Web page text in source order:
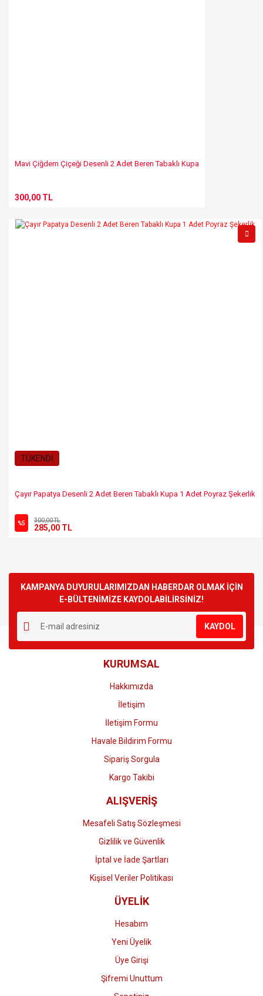
Mavi Çiğdem Çiçeği Desenli 2 Adet Beren Tabaklı Kupa
300,00 TL
TÜKENDİ
Çayır Papatya Desenli 2 Adet Beren Tabaklı Kupa 1 Adet Poyraz Şekerlik
%5 300,00 TL
285,00 TL
KAMPANYA DUYURULARIMIZDAN HABERDAR OLMAK İÇİN
E-BÜLTENİMİZE KAYDOLABİLİRSİNİZ!
KAYDOL
KURUMSAL
Hakkımızda
İletişim
İletişim Formu
Havale Bildirim Formu
Sipariş Sorgula
Kargo Takibi
ALIŞVERİŞ
Mesafeli Satış Sözleşmesi
Gizlilik ve Güvenlik
İptal ve İade Şartları
Kişisel Veriler Politikası
ÜYELİK
Hesabım
Yeni Üyelik
Üye Girişi
Şifremi Unuttum